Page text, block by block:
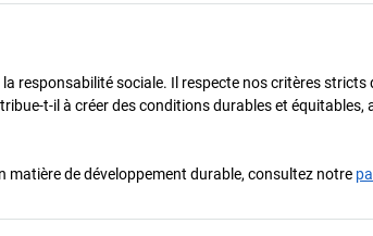
responsabilité sociale. Il respecte nos critères
t-il à créer des conditions durables et
matière de développement durable, consultez notre